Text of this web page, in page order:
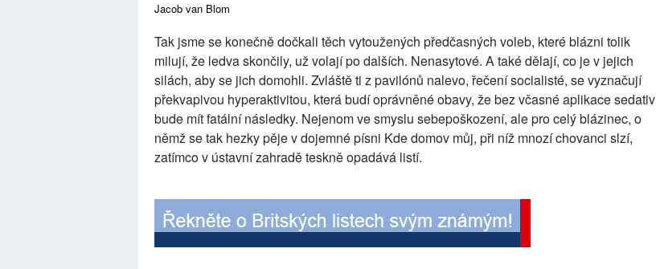
Jacob van Blom
Tak jsme se konečně dočkali těch vytoužených předčasných voleb, které blázni tolik
milují, že ledva skončily, už volají po dalších. Nenasytové. A také dělají, co je v jejich
silách, aby se jich domohli. Zvláště ti z pavilónů nalevo, řečení socialisté, se vyznačují
překvapivou hyperaktivitou, která budí oprávněné obavy, že bez včasné aplikace sedativ
bude mít fatální následky. Nejenom ve smyslu sebepoškození, ale pro celý blázinec, o
němž se tak hezky pěje v dojemné písni Kde domov můj, při níž mnozí chovanci slzí,
zatímco v ústavní zahradě teskně opadává listí.